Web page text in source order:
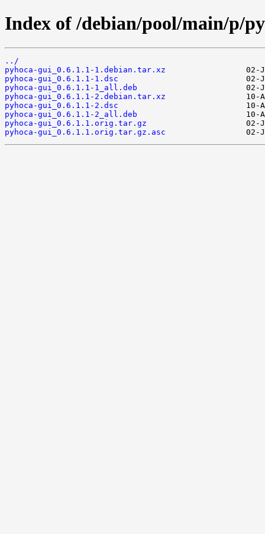
Index of /debian/pool/main/p/
../
pyhoca-gui_0.6.1.1-1.debian.tar.xz
pyhoca-gui_0.6.1.1-1.dsc
pyhoca-gui_0.6.1.1-1_all.deb
pyhoca-gui_0.6.1.1-2.debian.tar.xz
pyhoca-gui_0.6.1.1-2.dsc
pyhoca-gui_0.6.1.1-2_all.deb
pyhoca-gui_0.6.1.1.orig.tar.gz
pyhoca-gui_0.6.1.1.orig.tar.gz.asc